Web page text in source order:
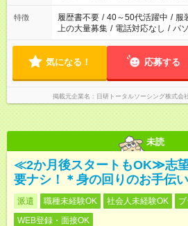
間と、もう1つのお仕事の勤務時
場合は応募できません。
特徴 履歴書不要 / 40～50代活躍中 / 服
上の大量募集 / 電話対応なし / パ
気になる！ 応募する
掲載元企業名 日研トータルソーシング株式
未読
≪2か月後スタートもOK≫志
要ナシ！＊身の回りのお手伝い
派遣 職種未経験OK 社会人未経験OK
WEB登録・面接OK